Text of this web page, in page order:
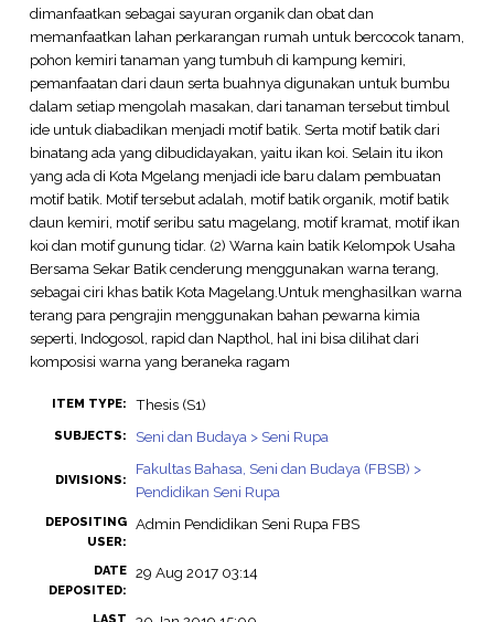
dimanfaatkan sebagai sayuran organik dan obat dan
memanfaatkan lahan perkarangan rumah untuk bercocok tanam,
pohon kemiri tanaman yang tumbuh di kampung kemiri,
pemanfaatan dari daun serta buahnya digunakan untuk bumbu
dalam setiap mengolah masakan, dari tanaman tersebut timbul
ide untuk diabadikan menjadi motif batik. Serta motif batik dari
binatang ada yang dibudidayakan, yaitu ikan koi. Selain itu ikon
yang ada di Kota Mgelang menjadi ide baru dalam pembuatan
motif batik. Motif tersebut adalah, motif batik organik, motif batik
daun kemiri, motif seribu satu magelang, motif kramat, motif ikan
koi dan motif gunung tidar. (2) Warna kain batik Kelompok Usaha
Bersama Sekar Batik cenderung menggunakan warna terang,
sebagai ciri khas batik Kota Magelang.Untuk menghasilkan warna
terang para pengrajin menggunakan bahan pewarna kimia
seperti, Indogosol, rapid dan Napthol, hal ini bisa dilihat dari
komposisi warna yang beraneka ragam
ITEM TYPE: Thesis (S1)
SUBJECTS: Seni dan Budaya > Seni Rupa
DIVISIONS:
Fakultas Bahasa, Seni dan Budaya (FBSB) >
Pendidikan Seni Rupa
DEPOSITING
USER:
Admin Pendidikan Seni Rupa FBS
DATE
DEPOSITED:
29 Aug 2017 03:14